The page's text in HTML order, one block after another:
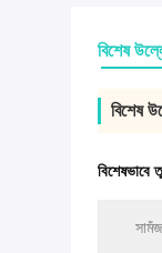
বিশেষ
বিশেষ
বিশেষভাবে